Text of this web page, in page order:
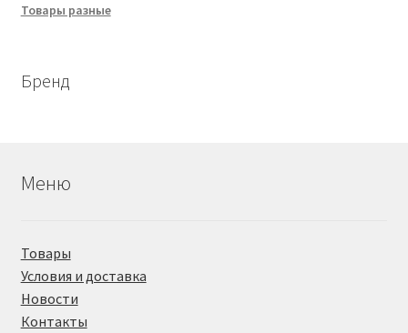
Товары разные
Бренд
Меню
Товары
Условия и доставка
Новости
Контакты